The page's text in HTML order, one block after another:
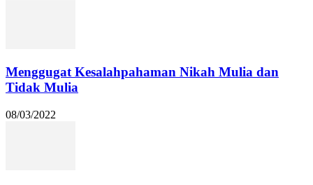
Menggugat Kesalahpahaman Nikah Mulia dan
Tidak Mulia
08/03/2022